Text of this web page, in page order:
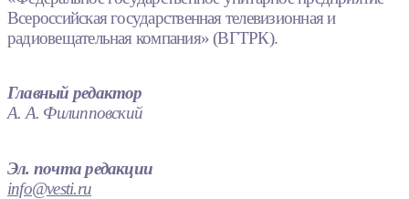
Всероссийская государственная телевизионная и
радиовещательная компания» (ВГТРК).
Главный редактор
А. А. Филипповский
Эл. почта редакции
info@vesti.ru